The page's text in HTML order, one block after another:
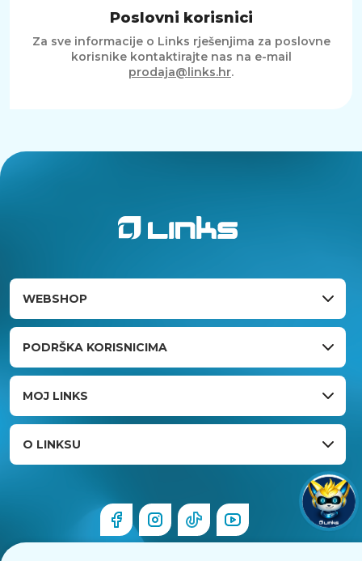
Poslovni korisnici
Za sve informacije o Links rješenjima za poslovne
korisnike kontaktirajte nas na e-mail
prodaja@links.hr.
WEBSHOP
PODRŠKA KORISNICIMA
MOJ LINKS
O LINKSU